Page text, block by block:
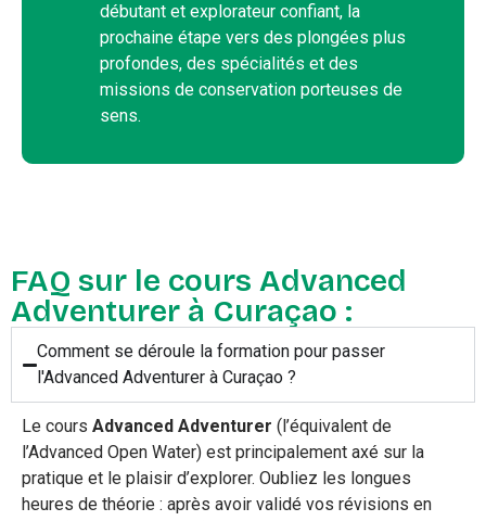
débutant et explorateur confiant, la
prochaine étape vers des plongées plus
profondes, des spécialités et des
missions de conservation porteuses de
sens.
FAQ sur le cours Advanced
Adventurer à Curaçao :
Comment se déroule la formation pour passer
l'Advanced Adventurer à Curaçao ?
Le cours Advanced Adventurer (l’équivalent de
l’Advanced Open Water) est principalement axé sur la
pratique et le plaisir d’explorer. Oubliez les longues
heures de théorie : après avoir validé vos révisions en